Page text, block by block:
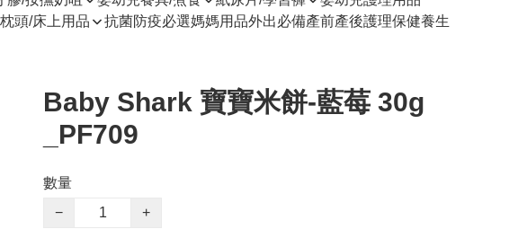
頭/床上用品 抗菌防疫必選媽媽用品外出必備產前產後護理保健養生
Baby Shark 寶寶米餅-藍莓 30g
_PF709
數量
−
+